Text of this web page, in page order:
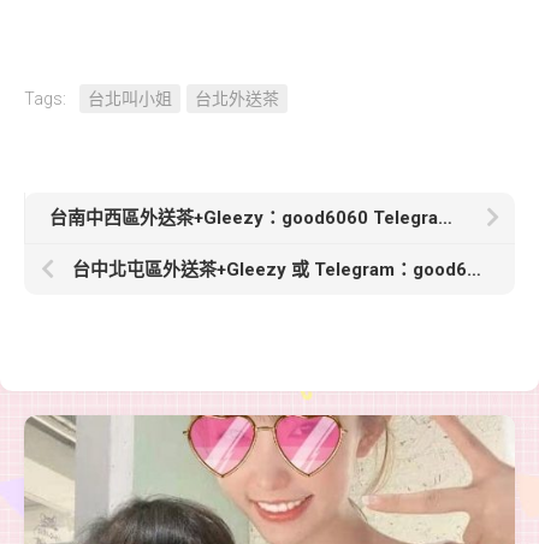
Tags: 台北叫小姐 台北外送茶
台南中西區外送茶+Gleezy：good6060 Telegram：good6060【娃娃】163cm.Ccup.46kg.25歲氣質OL
台中北屯區外送茶+Gleezy 或 Telegram：good6060【夢旋】168cm.E奶.48kg.25歲火辣正妹上線 麥色肌膚的狂野妖精